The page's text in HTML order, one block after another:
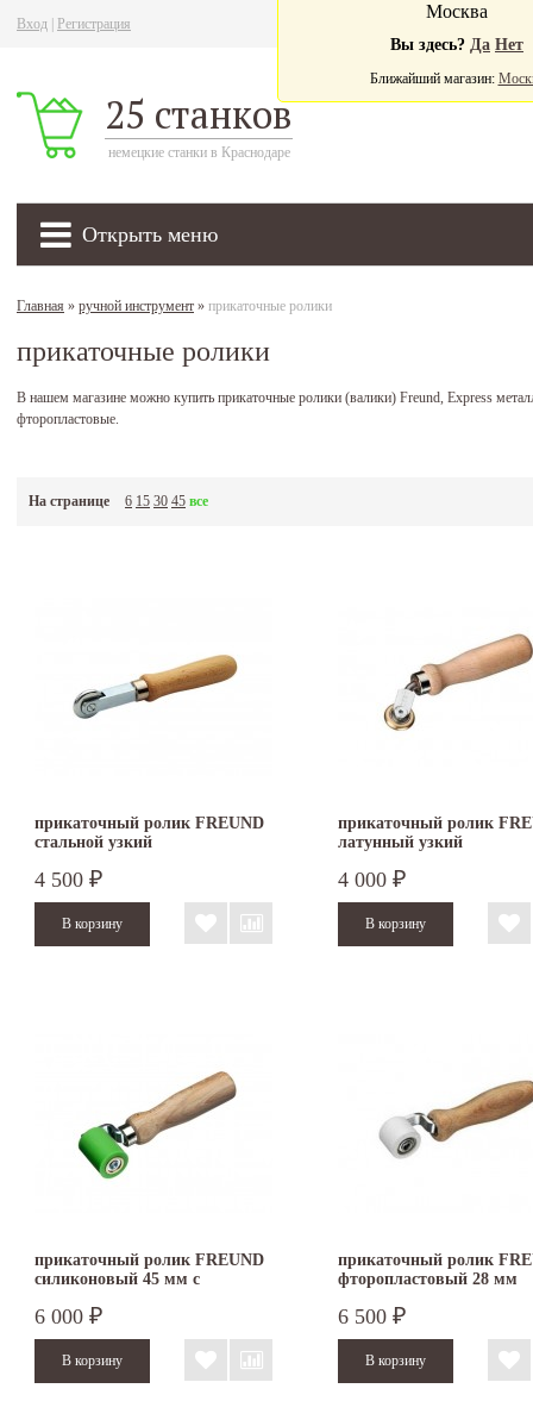
Вход Регистрация
25 станков
немецкие станки в Краснодаре
Открыть меню
Москва
Вы здесь? Да Нет
Ближайший магазин:
Главная » ручной инструмент » прикаточные ролики
прикаточные ролики
В нашем магазине можно купить прикаточные ролики (валики) Freund, Express
фторопластовые.
На странице 6 15 30 45 все
прикаточный ролик FREUND
стальной узкий
4 500 ₽
прикаточный ролик
латунный узкий
4 000 ₽
прикаточный ролик FREUND
силиконовый 45 мм с
6 000 ₽
прикаточный ролик
фторопластовый 28 мм
6 500 ₽